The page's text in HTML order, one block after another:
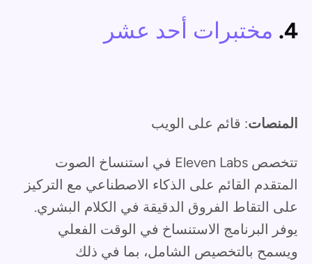
4. مختبرات أحد عشر
المنصات: قائم على الويب
تتخصص Eleven Labs في استنساخ الصوت
المتقدم القائم على الذكاء الاصطناعي مع التركيز
على التقاط الفروق الدقيقة في الكلام البشري.
يوفر البرنامج الاستنساخ في الوقت الفعلي
ويسمح بالتخصيص الشامل، بما في ذلك